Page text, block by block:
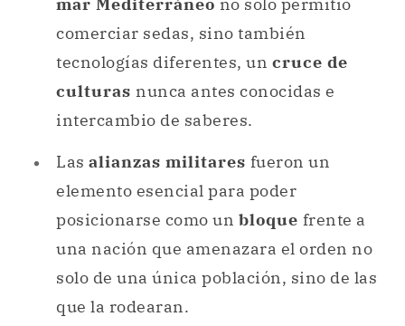
comerciar sedas, sino también
tecnologías diferentes, un cruce de
culturas nunca antes conocidas e
intercambio de saberes.
Las alianzas militares fueron un
elemento esencial para poder
posicionarse como un bloque frente a
una nación que amenazara el orden no
solo de una única población, sino de las
que la rodearan.